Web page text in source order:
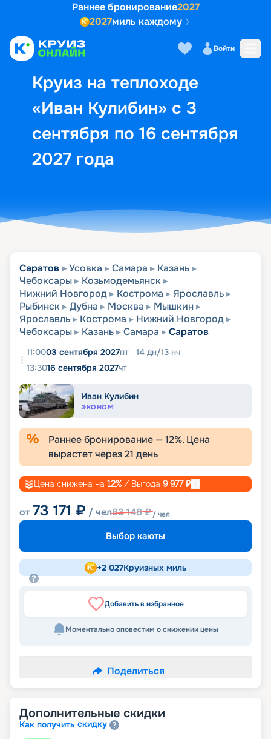
Раннее бронирование2027
2027миль каждому
Войти
Круиз на теплоходе
«Иван Кулибин» с 3
сентября по 16 сентября
2027 года
Выбор кают Маршрут и
Саратов Усовка Самара
Казань
Чебоксары
Козьмодемьянск
Нижний Новгород
Кострома
Ярославль
Рыбинск
Дубна Москва
Мышкин
Ярославль
Кострома
Нижний Новгород
Чебоксары
Казань Самара Саратов
11:0003 сентября 2027пт 14 дн/13 нч
13:3016 сентября 2027чт
Иван Кулибин
ЭКОНОМ
Раннее бронирование —12%. Цена
вырастет через21 день
Цена снижена на 12% / Выгода 9 977₽
от73 171 ₽ / чел83 148₽/ чел
Выбор каюты
+2 027Круизных миль
Добавить в избранное
Моментально оповестим о снижении цены
Поделиться
Дополнительные скидки
Как получить скидку